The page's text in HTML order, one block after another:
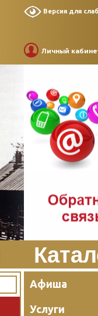
Версия для
Личный
Афиша
Услуги